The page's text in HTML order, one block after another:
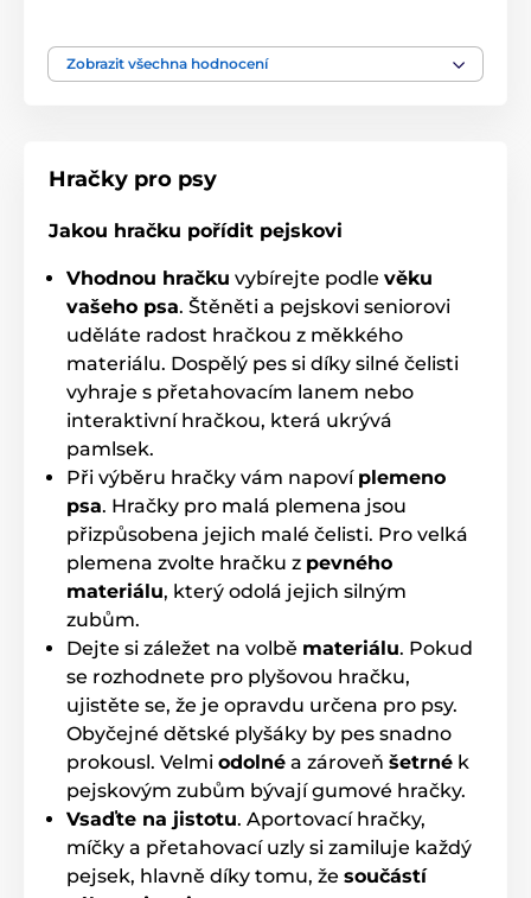
Zobrazit všechna hodnocení
Hračky pro psy
Jakou hračku pořídit pejskovi
Vhodnou hračku vybírejte podle věku
vašeho psa. Štěněti a pejskovi seniorovi
uděláte radost hračkou z měkkého
materiálu. Dospělý pes si díky silné čelisti
vyhraje s přetahovacím lanem nebo
interaktivní hračkou, která ukrývá
pamlsek.
Při výběru hračky vám napoví plemeno
psa. Hračky pro malá plemena jsou
přizpůsobena jejich malé čelisti. Pro velká
plemena zvolte hračku z pevného
materiálu, který odolá jejich silným
zubům.
Dejte si záležet na volbě materiálu. Pokud
se rozhodnete pro plyšovou hračku,
ujistěte se, že je opravdu určena pro psy.
Obyčejné dětské plyšáky by pes snadno
prokousl. Velmi odolné a zároveň šetrné k
pejskovým zubům bývají gumové hračky.
Vsaďte na jistotu. Aportovací hračky,
míčky a přetahovací uzly si zamiluje každý
pejsek, hlavně díky tomu, že součástí